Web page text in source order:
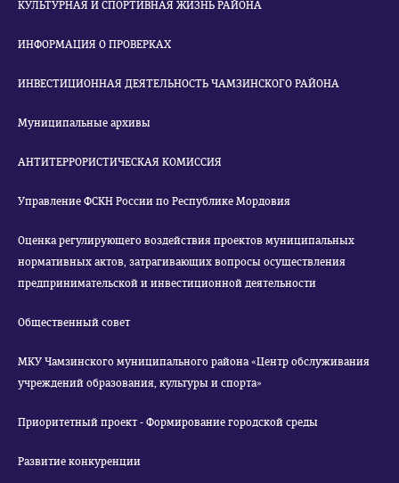
КУЛЬТУРНАЯ И СПОРТИВНАЯ ЖИЗНЬ РАЙОНА
ИНФОРМАЦИЯ О ПРОВЕРКАХ
ИНВЕСТИЦИОННАЯ ДЕЯТЕЛЬНОСТЬ ЧАМЗИНСКОГО РАЙОНА
Муниципальные архивы
АНТИТЕРРОРИСТИЧЕСКАЯ КОМИССИЯ
Управление ФСКН России по Республике Мордовия
Оценка регулирующего воздействия проектов муниципальных
нормативных актов, затрагивающих вопросы осуществления
предпринимательской и инвестиционной деятельности
Общественный совет
МКУ Чамзинского муниципального района «Центр обслуживания
учреждений образования, культуры и спорта»
Приоритетный проект - Формирование городской среды
Развитие конкуренции